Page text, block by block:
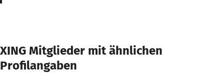
XING Mitglieder mit ähnlichen
Profilangaben